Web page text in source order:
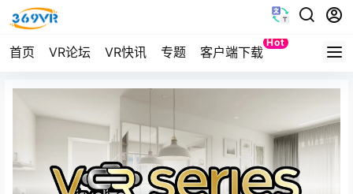
首页 VR论坛 VR快讯 专题 客户端下载
Hot
Quest